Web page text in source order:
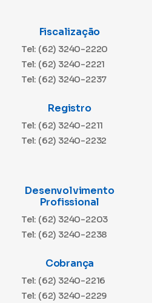
Fiscalização
Tel: (62) 3240-2220
Tel: (62) 3240-2221
Tel: (62) 3240-2237
Registro
Tel: (62) 3240-2211
Tel: (62) 3240-2232
Desenvolvimento
Profissional
Tel: (62) 3240-2203
Tel: (62) 3240-2238
Cobrança
Tel: (62) 3240-2216
Tel: (62) 3240-2229